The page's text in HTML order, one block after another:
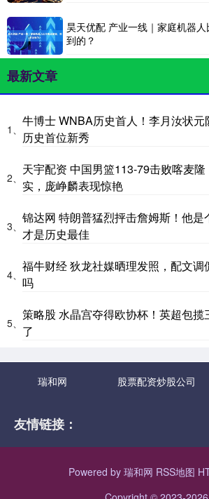
昊天优配 产业一线｜家庭机器
到的？
最新文章
1、
牛博士 WNBA历史首人！李月汝状
历史首位新秀
2、
天宇配资 中国男篮113-79击败喀麦
实，庞峥麟表现惊艳
3、
锦达网 特朗普猛烈抨击詹姆斯！他
才是历史最佳
4、
福牛财经 狄龙社媒晒理发照，配文
吗
5、
策略股 水晶宫夺得欧协杯！英超包揽
了
瑞和网 股票配资炒股公司
友情链接：
Powered by 瑞和网 RSS地图